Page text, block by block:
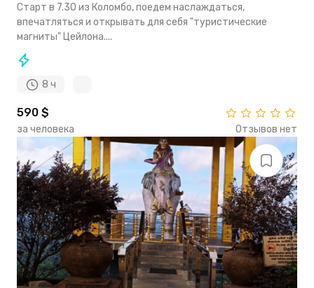
Старт в 7.30 из Коломбо, поедем наслаждаться,
впечатляться и открывать для себя "туристические
магниты" Цейлона....
8 ч
590 $
за человека Отзывов нет